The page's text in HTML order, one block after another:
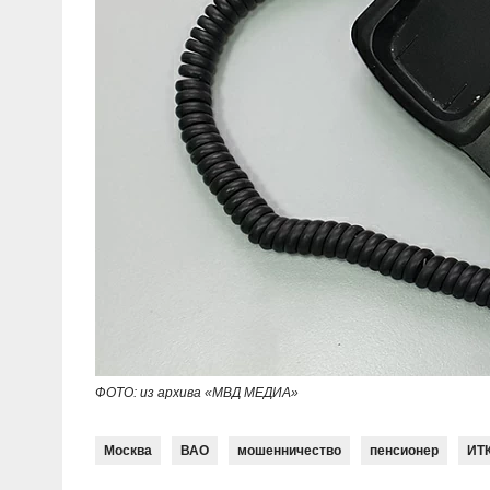
ФОТО: из архива «МВД МЕДИА»
Москва ВАО мошенничество пенсионер